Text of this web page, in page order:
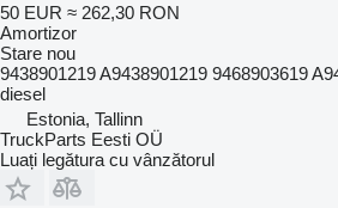
50 EUR ≈ 262,30 RON
Amortizor
Stare nou
9438901219 A9438901219 9468903619
diesel
Estonia, Tallinn
TruckParts Eesti OÜ
Luați legătura cu vânzătorul